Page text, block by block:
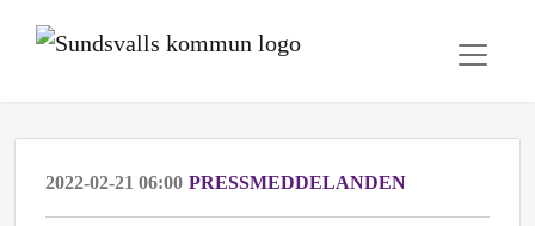
2022-02-21 06:00 PRESSMEDDELANDEN